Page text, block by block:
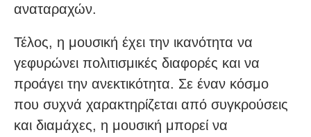
αναταραχών.
Τέλος, η μουσική έχει την ικανότητα να
γεφυρώνει πολιτισμικές διαφορές και να
προάγει την ανεκτικότητα. Σε έναν κόσμο
που συχνά χαρακτηρίζεται από συγκρούσεις
και διαμάχες, η μουσική μπορεί να